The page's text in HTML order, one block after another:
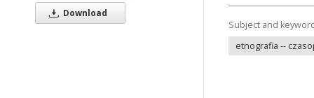
Download
Subject and
etnografia --